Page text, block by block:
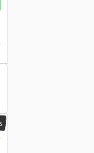
Transit Connect